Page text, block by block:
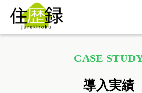
CASE
導入実績